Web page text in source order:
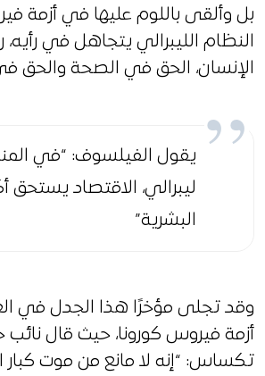
بل وألقى باللوم عليها في أزمة
النظام الليبرالي يتجاهل في
الإنسان، الحق في الصحة والحق
يقول الفيلسوف: “في
ليبرالي، الاقتصاد يستحق
البشرية”
وقد تجلى مؤخرًا هذا الجدل في
أزمة فيروس كورونا، حيث قال نائب
تكساس: “إنه لا مانع من موت كبار